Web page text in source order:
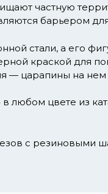
частную
барьером
стали, а его
краской для
— царапины на
цвете из
с